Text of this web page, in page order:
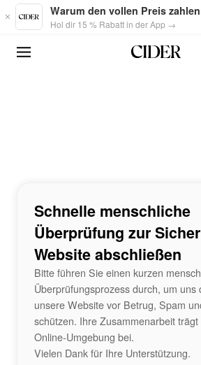
Skip to main content
Warum den vollen Preis
Hol dir 15 % Rabatt in der App →
Schnelle menschliche
Überprüfung zur
Website abschließen
Bitte führen Sie einen kurzen
Überprüfungsprozess durch, um uns
unsere Website vor Betrug, Spam
schützen. Ihre Zusammenarbeit
Online-Umgebung bei.
Vielen Dank für Ihre Unterstützung.